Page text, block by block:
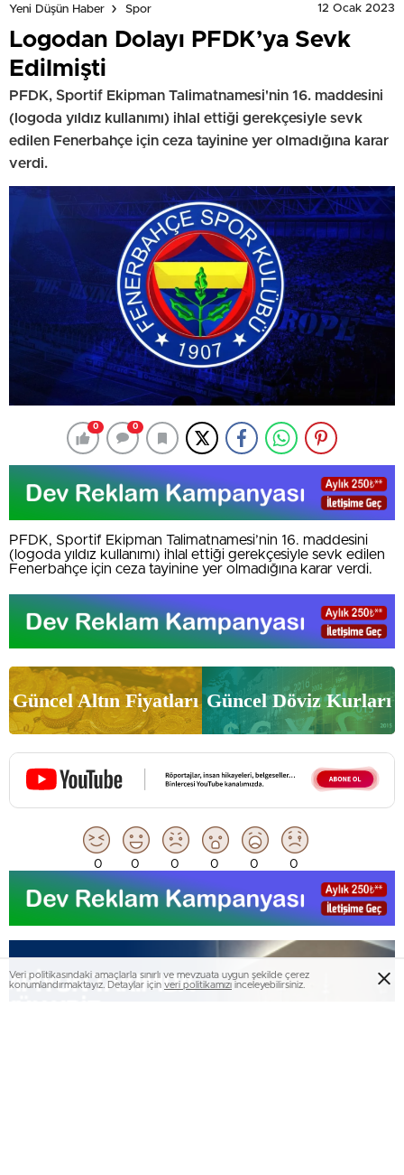
Yeni Düşün Haber Spor 12 Ocak 2023
Logodan Dolayı PFDK’ya Sevk
Edilmişti
PFDK, Sportif Ekipman Talimatnamesi'nin 16. maddesini
(logoda yıldız kullanımı) ihlal ettiği gerekçesiyle sevk
edilen Fenerbahçe için ceza tayinine yer olmadığına karar
verdi.
0 0
PFDK, Sportif Ekipman Talimatnamesi’nin 16. maddesini
(logoda yıldız kullanımı) ihlal ettiği gerekçesiyle sevk edilen
Fenerbahçe için ceza tayinine yer olmadığına karar verdi.
Güncel Altın Fiyatları Güncel Döviz Kurları
0 0 0 0 0 0
Veri politikasındaki amaçlarla sınırlı ve mevzuata uygun şekilde çerez
konumlandırmaktayız. Detaylar için veri politikamızı inceleyebilirsiniz.